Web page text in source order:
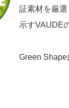
証素材を厳
示すVAUDE
Green